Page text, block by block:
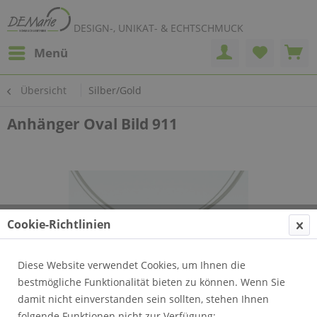
DESIGN-, UNIKAT- & ECHTSCHMUCK
Menü
Übersicht Silber/Gold
Anhänger Oval Bild 911
Cookie-Richtlinien
Diese Website verwendet Cookies, um Ihnen die
bestmögliche Funktionalität bieten zu können. Wenn Sie
damit nicht einverstanden sein sollten, stehen Ihnen